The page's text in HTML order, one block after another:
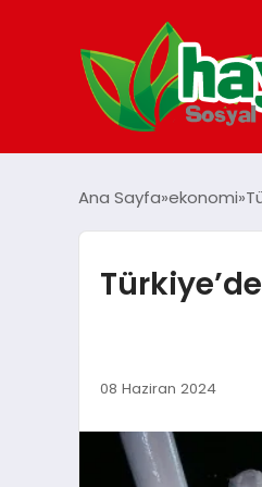
Ana Sayfa ekonomi
08 Haziran 2024